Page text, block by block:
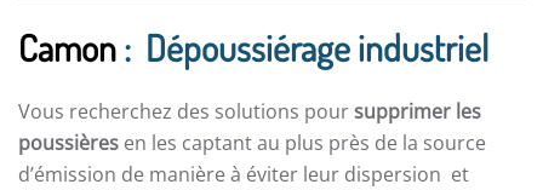
Camon: Dépoussiérage industriel
Vous recherchez des solutions poursupprimer les
poussières en les captant au plus près de la source
d’émission de manière à éviter leur dispersion et